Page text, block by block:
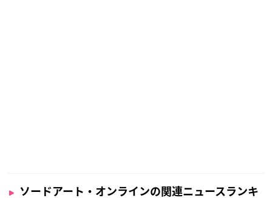
ソードアート・オンラインの関連ニュースランキ